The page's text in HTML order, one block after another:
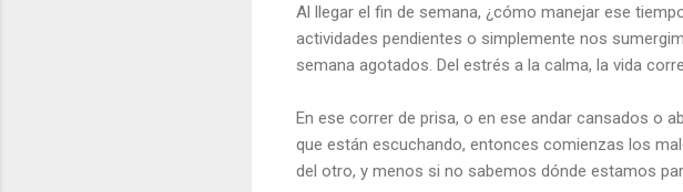
Al llegar el fin de semana, ¿cómo manejar ese
actividades pendientes o simplemente nos
semana agotados. Del estrés a la calma, la vida
En ese correr de prisa, o en ese andar cansados o
que están escuchando, entonces comienzas los
del otro, y menos si no sabemos dónde estamos